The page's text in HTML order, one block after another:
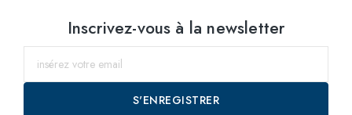
Inscrivez-vous à la newsletter
S'ENREGISTRER